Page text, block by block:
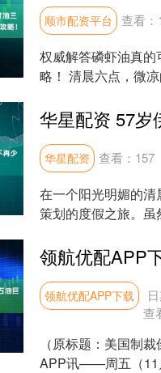
顺市配资平台 查看：
权威解答磷虾油真
略！ 清晨六点，微
华星配资 查看： 157
在一个阳光明媚的
策划的度假之旅。
领航优配APP下载
查
（原标题：美国制
APP讯——周五（11